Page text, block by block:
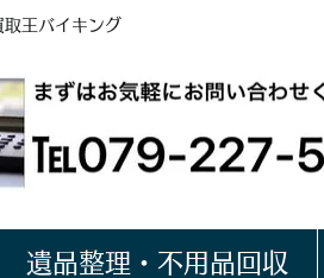
王バイキング
遺品整理・不用品回収